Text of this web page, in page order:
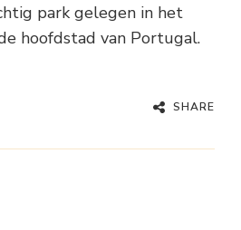
park gelegen in het
hoofdstad van Portugal.
SHARE